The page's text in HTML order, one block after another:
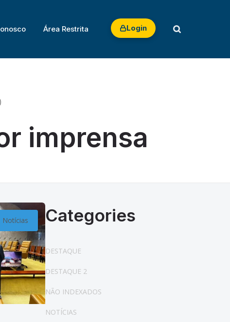
Área Restrita Login
imprensa
Notícias Categories
DESTAQUE
DESTAQUE 2
NÃO INDEXADOS
NOTÍCIAS